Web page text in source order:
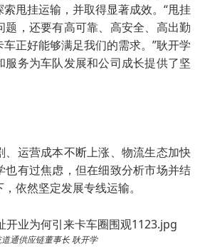
甩挂运输，并取得显著成效。“甩挂
题，还要有高可靠、高安全、高出勤
正好能够满足我们的需求。”耿开学
服务为车队发展和公司成长提供了坚
、运营成本不断上涨、物流生态加快
也有过焦虑，但在细致分析市场并结
依然坚定发展专线运输。
通供应链董事⻓ 耿开学